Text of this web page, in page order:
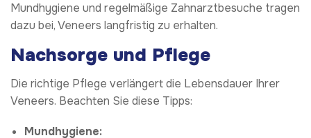
Mundhygiene und regelmäßige Zahnarztbesuche tragen
dazu bei, Veneers langfristig zu erhalten.
Nachsorge und Pflege
Die richtige Pflege verlängert die Lebensdauer Ihrer
Veneers. Beachten Sie diese Tipps:
Mundhygiene: